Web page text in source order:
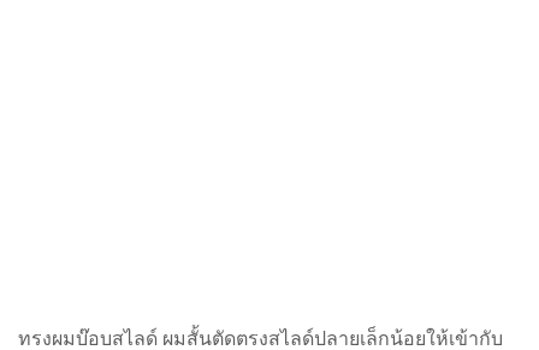
ทรงผมบ๊อบสไลด์ ผมสั้นตัดตรงสไลด์ปลายเล็กน้อยให้เข้ากับ